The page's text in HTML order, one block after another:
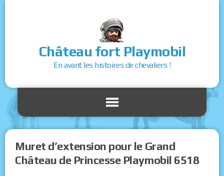
Château fort Playmobil
En avant les histoires de chevaliers !
Muret d’extension pour le Grand
Château de Princesse Playmobil 6518